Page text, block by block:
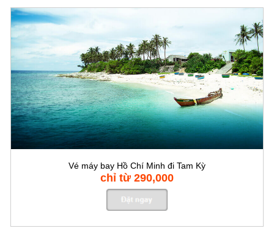
Vé máy bay Hồ Chí Minh đi Tam Kỳ
chỉ từ 290,000